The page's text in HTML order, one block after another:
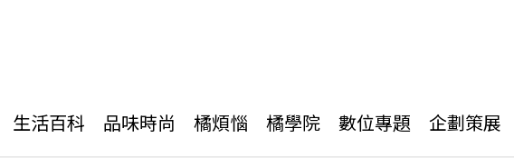
生活百科 品味時尚 橘煩惱 橘學院 數位專題 企劃策展